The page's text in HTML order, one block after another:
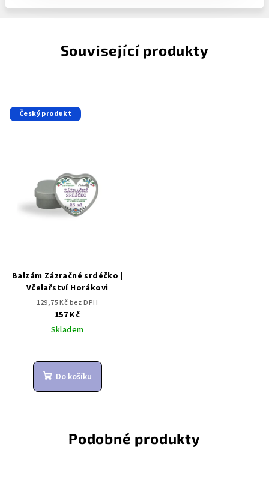
Související produkty
Český produkt
Balzám Zázračné srdéčko |
Včelařství Horákovi
129,75 Kč bez DPH
157 Kč
Skladem
Do košíku
Podobné produkty